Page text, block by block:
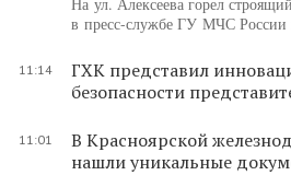
в пресс-службе ГУ МЧС России
11:14
ГХК представил
безопасности
11:01
В Красноярской
нашли уникальные